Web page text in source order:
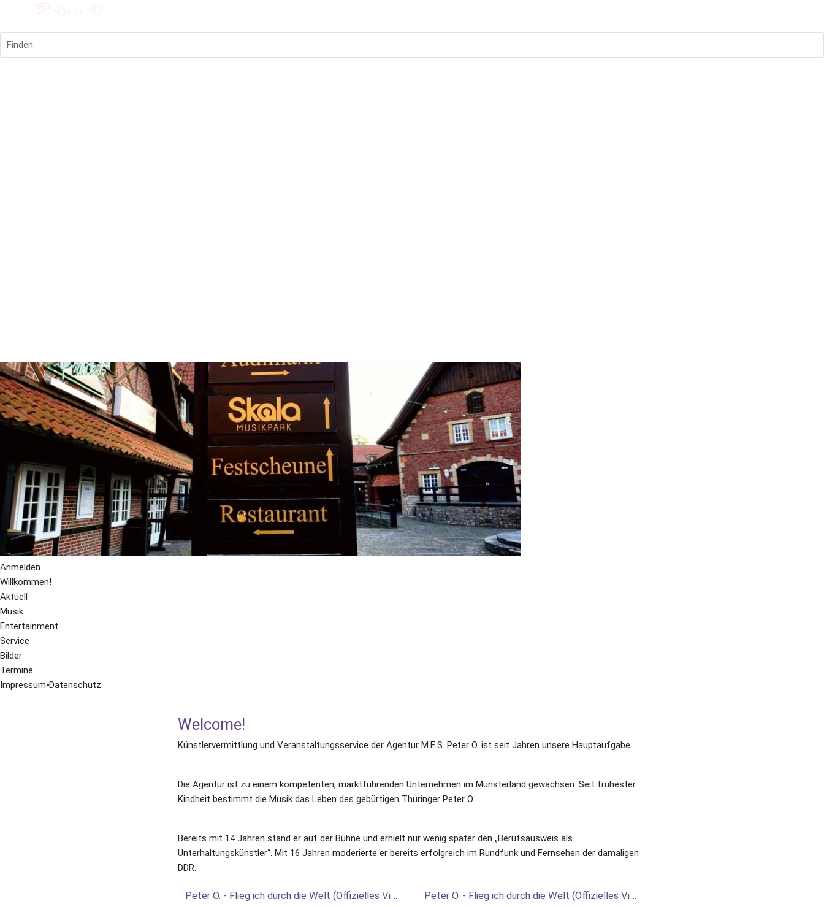
Finden
Anmelden
Willkommen!
Aktuell
Musik
Entertainment
Service
Bilder
Termine
Impressum⦁Datenschutz
Welcome!
Künstlervermittlung und Veranstaltungsservice der Agentur M.E.S. Peter O. ist seit Jahren unsere Hauptaufgabe.
Die Agentur ist zu einem kompetenten, marktführenden Unternehmen im Münsterland gewachsen. Seit frühester
Kindheit bestimmt die Musik das Leben des gebürtigen Thüringer Peter O.
Bereits mit 14 Jahren stand er auf der Bühne und erhielt nur wenig später den „Berufsausweis als
Unterhaltungskünstler“. Mit 16 Jahren moderierte er bereits erfolgreich im Rundfunk und Fernsehen der damaligen
DDR.
Peter O. - Flieg ich durch die Welt (Offizielles Video) Peter O. - Flieg ich durch die Welt (Offizielles Video)